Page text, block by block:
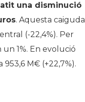
una disminució
. Aquesta caiguda
(-22,4%). Per
1%. En evolució
M€ (+22,7%).